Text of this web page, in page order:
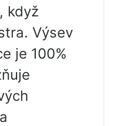
když
Výsev
je 100%